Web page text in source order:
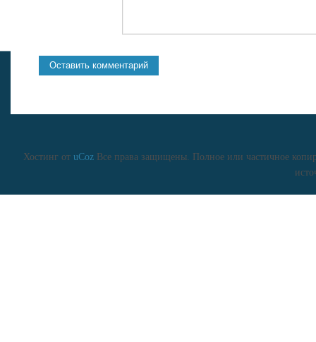
Хостинг от uCozВсе права защищены. Полное или частичное